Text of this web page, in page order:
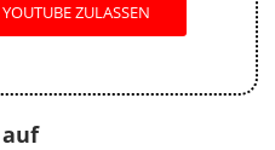
ZULASSEN